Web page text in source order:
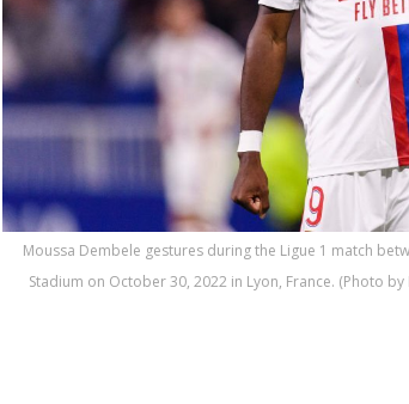
Moussa Dembele gestures during the Ligue 1 match
Stadium on October 30, 2022 in Lyon, France. (Photo